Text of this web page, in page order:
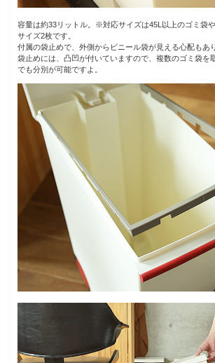
容量は約33リットル。※対応サイズは45L以上のゴミ袋
サイズ2枚です。
付属の袋止めで、外側からビニール袋が見える心配もあ
袋止めには、凸凹が付いていますので、複数のゴミ袋を
でも分別が可能ですよ。